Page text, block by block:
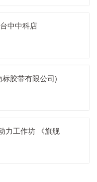
中中科店
胶带有限公司)
力工作坊 《旗舰